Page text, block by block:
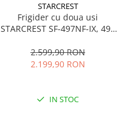
STARCREST
Frigider cu doua usi
STARCREST SF-497NF-IX, 497
Inverter, Clasa E, Display,
Functie super racire, Blocare
2.599,90 RON
2.199,90 RON
IN STOC